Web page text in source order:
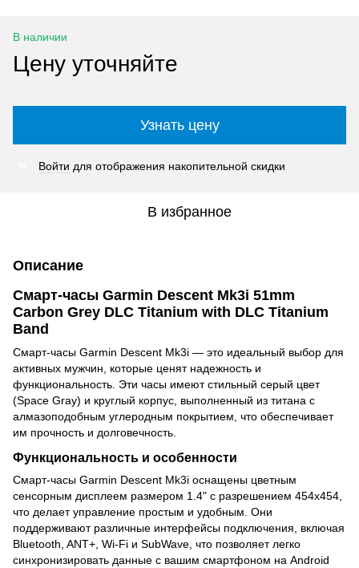
В наличии
Цену уточняйте
Узнать цену
Войти для отображения накопительной скидки
В избранное
Описание
Смарт-часы Garmin Descent Mk3i 51mm
Carbon Grey DLC Titanium with DLC Titanium
Band
Смарт-часы Garmin Descent Mk3i — это идеальный выбор для
активных мужчин, которые ценят надежность и
функциональность. Эти часы имеют стильный серый цвет
(Space Gray) и круглый корпус, выполненный из титана с
алмазоподобным углеродным покрытием, что обеспечивает
им прочность и долговечность.
Функциональность и особенности
Смарт-часы Garmin Descent Mk3i оснащены цветным
сенсорным дисплеем размером 1.4" с разрешением 454x454,
что делает управление простым и удобным. Они
поддерживают различные интерфейсы подключения, включая
Bluetooth, ANT+, Wi-Fi и SubWave, что позволяет легко
синхронизировать данные с вашим смартфоном на Android